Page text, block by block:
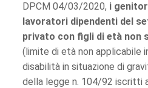
DPCM 04/03/2020, i
lavoratori dipendenti del
privato con figli di età non
(limite di età non applicabile
disabilità in situazione di
della legge n. 104/92 iscritti